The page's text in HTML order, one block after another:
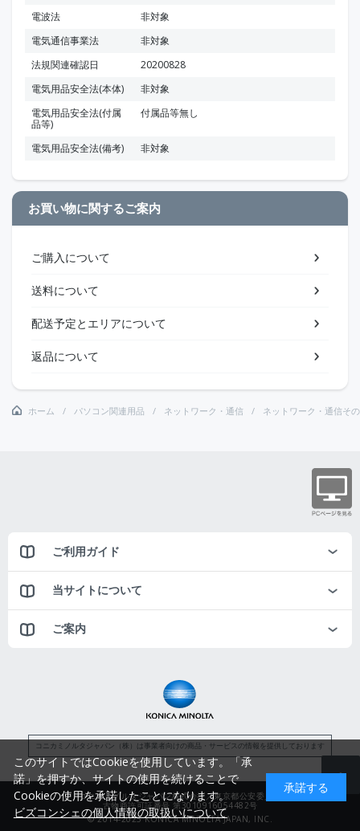
電波法
非対象
電気通信事業法
非対象
法規関連確認日
20200828
電気用品安全法(本体)
非対象
電気用品安全法(付属
品等)
付属品等無し
電気用品安全法(備考) 非対象
お買い物に関するご案内
ご購入について
送料について
配送予定とエリアについて
返品について
ホーム パソコン関連用品 ネットワーク・通信 ネットワーク・通信そ
ご利用ガイド
当サイトについて
ご案内
コニカミノルタジャパン（株）は事業者向けの商品・サービスの情報を提供しております
コニカミノルタジャパン株式会社／東京都公安委員会
古物商許可証番号 第3010916054482号
© 2014-2025 KONICA MINOLTA JAPAN, INC.
このサイトではCookieを使用しています。「承
諾」を押すか、サイトの使用を続けることで
Cookieの使用を承諾したことになります。
ビズコンシェの個人情報の取扱いについて
承諾する